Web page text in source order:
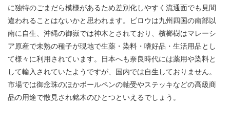
に独特のごまだら模様があるため差別化しやすく流通面でも見間
違われることはないかと思われます。ビロウは九州四国の南部以
南に自生、沖縄の御嶽では神木とされており、檳榔樹はマレーシ
ア原産で未熟の種子が現地で生薬・染料・嗜好品・生活用品とし
て様々に利用されています。日本へも奈良時代には薬用や染料と
して輸入されていたようですが、国内では自生しておりません。
市場では御念珠のほかボールペンの軸受やステッキなどの高級商
品の用途で散見され銘木のひとつといえるでしょう。